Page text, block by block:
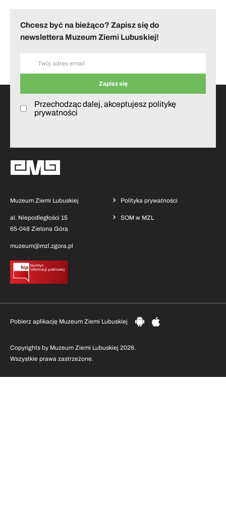
Chcesz być na bieżąco? Zapisz się do
newslettera Muzeum Ziemi Lubuskiej!
Przechodząc dalej, akceptujesz politykę
prywatności
Muzeum Ziemi Lubuskiej
al. Niepodległości 15
65-048 Zielona Góra
muzeum@mzl.zgora.pl
Polityka prywatności
SOM w MZL
Copyrights by Muzeum Ziemi Lubuskiej 2026.
Wszystkie prawa zastrzeżone.
Pobierz aplikację Muzeum Ziemi Lubuskiej